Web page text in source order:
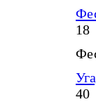
18
40